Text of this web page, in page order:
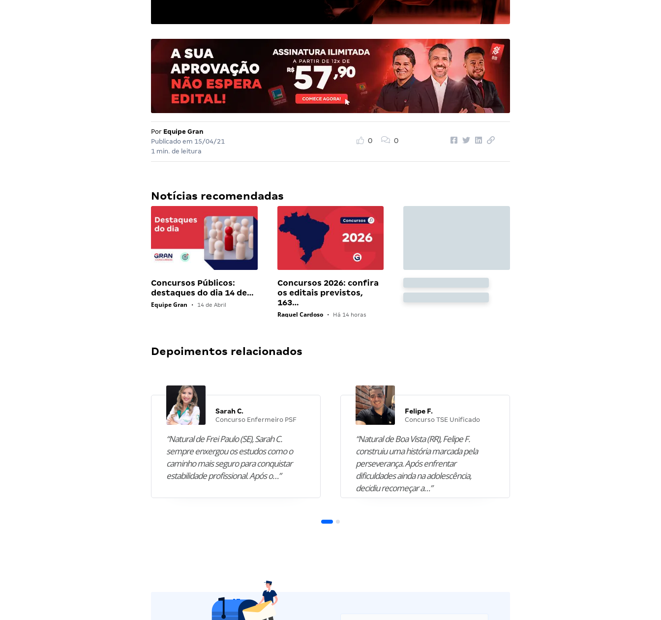
Por Equipe Gran
Publicado em 15/04/21
1 min. de leitura
0 0
Notícias recomendadas
Concursos Públicos:
destaques do dia 14 de…
Equipe Gran • 14 de Abril
Concursos 2026: confira
os editais previstos,
163…
Raquel Cardoso • Há 14 horas
Depoimentos relacionados
Sarah C.
Concurso Enfermeiro PSF
“Natural de Frei Paulo (SE), Sarah C.
sempre enxergou os estudos como o
caminho mais seguro para conquistar
estabilidade profissional. Após o…”
Felipe F.
Concurso TSE Unificado
“Natural de Boa Vista (RR), Felipe F.
construiu uma história marcada pela
perseverança. Após enfrentar
dificuldades ainda na adolescência,
decidiu recomeçar a…”